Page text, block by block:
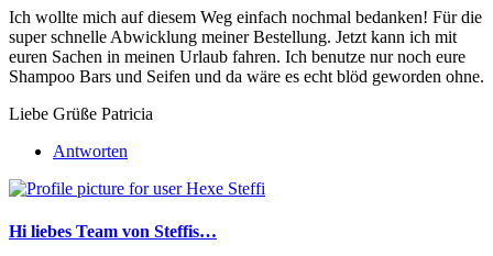
Ich wollte mich auf diesem Weg einfach nochmal bedanken! Für die
super schnelle Abwicklung meiner Bestellung. Jetzt kann ich mit
euren Sachen in meinen Urlaub fahren. Ich benutze nur noch eure
Shampoo Bars und Seifen und da wäre es echt blöd geworden ohne.
Liebe Grüße Patricia
Antworten
Hi liebes Team von Steffis…